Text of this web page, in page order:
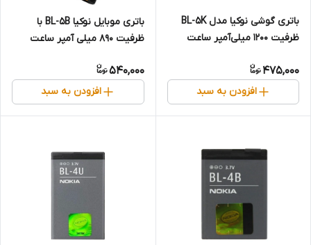
باتری گوشی نوکیا مدل BL-5K
ظرفیت ۱۲۰۰ میلی‌آمپر ساعت
475,000
افزودن به سبد
باتری موبایل نوکیا BL-5B با
ظرفیت 890 میلی آمپر ساعت
540,000
افزودن به سبد